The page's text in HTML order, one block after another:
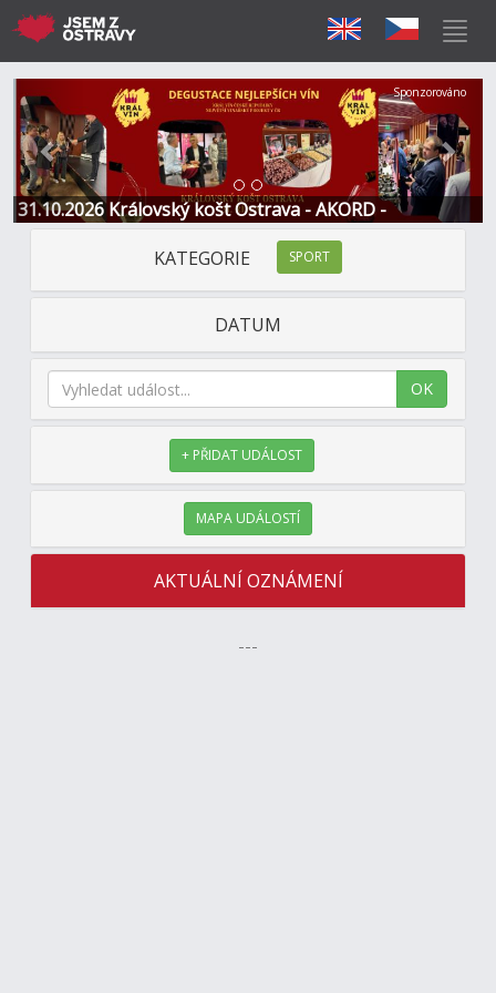
31.10.2026 Královský košt Ostrava - AKORD -
Restaurace a Hotel
Předchozí Další
Sponzorováno
KATEGORIE SPORT
DATUM
OK
+ PŘIDAT UDÁLOST
MAPA UDÁLOSTÍ
AKTUÁLNÍ OZNÁMENÍ
---